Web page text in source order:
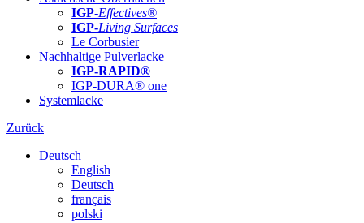
IGP-Effectives®
IGP-Living Surfaces
Le Corbusier
Nachhaltige Pulverlacke
IGP-RAPID®
IGP-DURA® one
Systemlacke
Zurück
Deutsch
English
Deutsch
français
polski